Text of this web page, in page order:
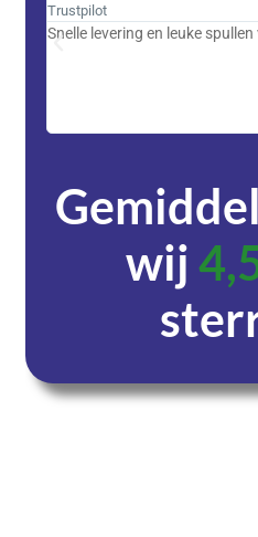
Trustpilot
Snelle levering en leuke
wij